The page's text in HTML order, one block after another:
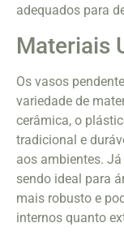
adequados para
Materiais
Os vasos
variedade de
cerâmica, o
tradicional e
aos ambientes.
sendo ideal para
mais robusto e
internos quanto